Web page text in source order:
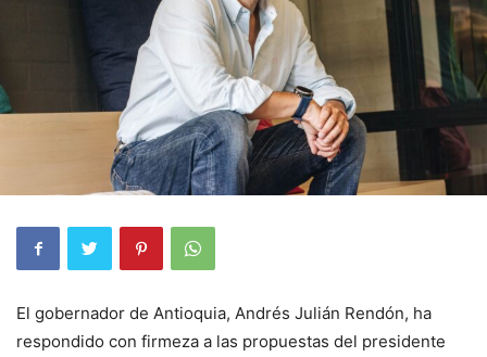
El gobernador de Antioquia, Andrés Julián Rendón, ha
respondido con firmeza a las propuestas del presidente